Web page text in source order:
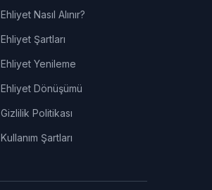
Ehliyet Nasıl Alınır?
Ehliyet Şartları
Ehliyet Yenileme
Ehliyet Dönüşümü
Gizlilik Politikası
Kullanım Şartları